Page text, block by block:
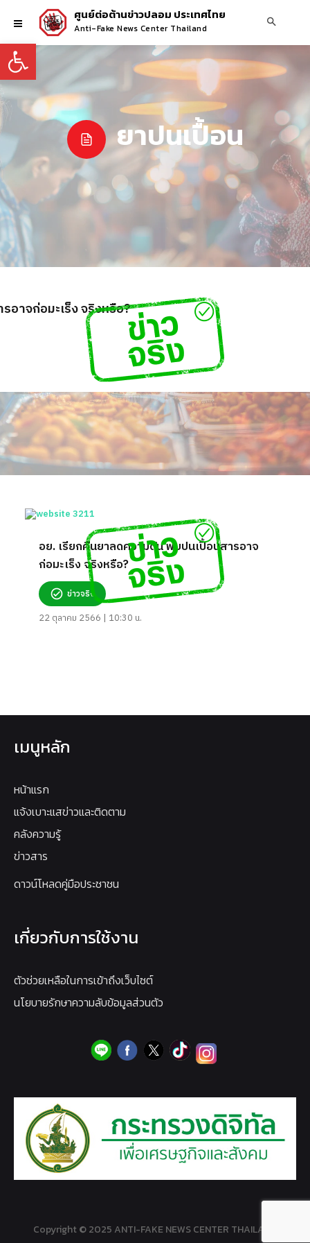
Open toolbar
ศูนย์ต่อต้านข่าวปลอม ประเทศไทย
Anti-Fake News Center Thailand
ยาปนเปื้อน
าจก่อมะเร็ง จริงหรือ?
อย. เรียกคืนยาลดความดัน พบปนเปื้อนสารอาจ
ก่อมะเร็ง จริงหรือ?
ข่าวจริง
22 ตุลาคม 2566 | 10:30 น.
เมนูหลัก
หน้าแรก
แจ้งเบาะแสข่าวและติดตาม
คลังความรู้
ข่าวสาร
ดาวน์โหลดคู่มือประชาชน
เกี่ยวกับการใช้งาน
ตัวช่วยเหลือในการเข้าถึงเว็บไซต์
นโยบายรักษาความลับข้อมูลส่วนตัว
Copyright © 2025 ANTI-FAKE NEWS CENTER THAILAND